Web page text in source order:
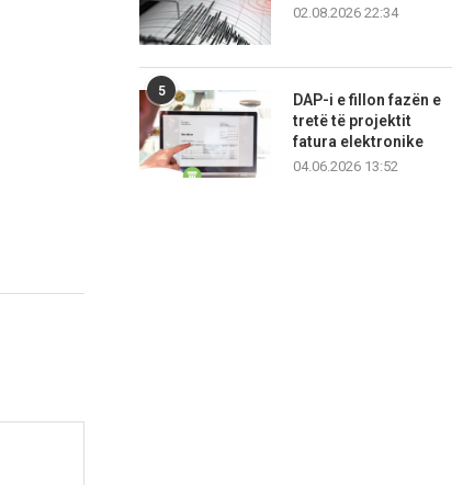
02.08.2026 22:34
5
DAP-i e fillon fazën e
tretë të projektit
fatura elektronike
04.06.2026 13:52